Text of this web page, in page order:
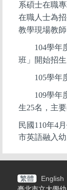
系碩士在職
在職人士為
教學現場教
104學年
班」開始招生
105學年
109學年
生25名，主
民國110年4
市英語融入
繁體
English